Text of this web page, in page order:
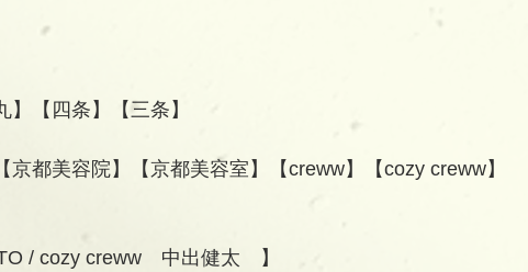
】【四条】【三条】
京都美容院】【京都美容室】【creww】【cozy creww】
/ cozy creww　中出健太　】